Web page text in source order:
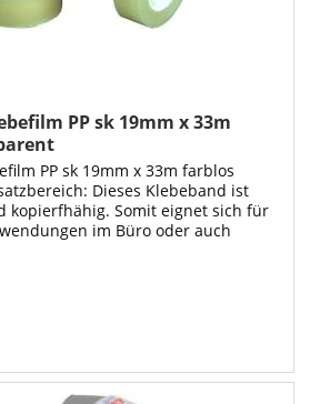
PP sk 19mm x 33m
PP sk 19mm x 33m farblos
Dieses Klebeband ist
kopierfhähig. Somit eignet sich für
im Büro oder auch